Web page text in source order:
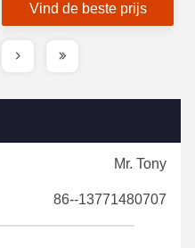
van de 1000 Watts de
Vind de beste prijs
Mr. Tony
86--13771480707